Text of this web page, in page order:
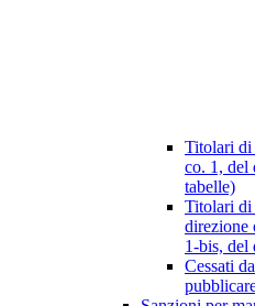
Titolari di
co. 1, del
tabelle)
Titolari di
direzione
1-bis, del
Cessati